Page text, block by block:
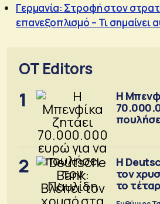
Γερμανία: Στροφή στον
επανεξοπλισμό – Τι σημαίνει
OT Editors
1
Η
2
Η
τον
το